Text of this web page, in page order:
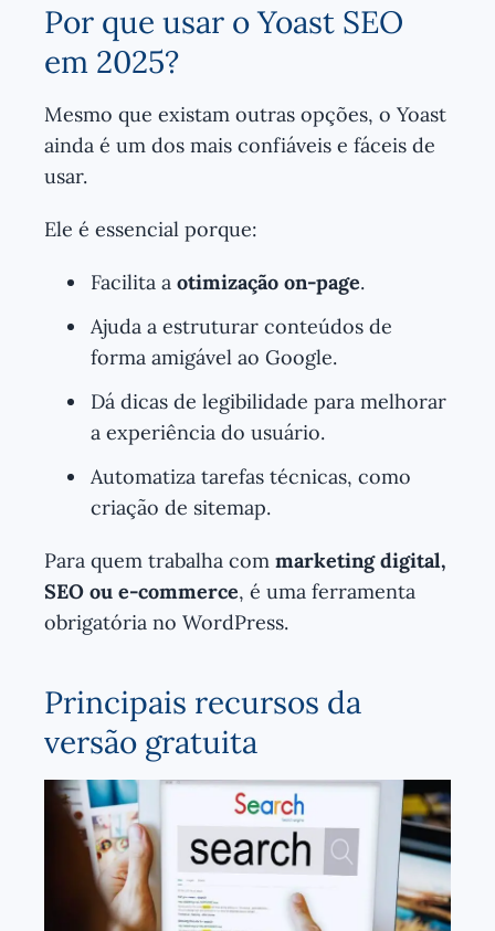
Por que usar o Yoast SEO
em 2025?
Mesmo que existam outras opções, o Yoast
ainda é um dos mais confiáveis e fáceis de
usar.
Ele é essencial porque:
Facilita a otimização on-page.
Ajuda a estruturar conteúdos de
forma amigável ao Google.
Dá dicas de legibilidade para melhorar
a experiência do usuário.
Automatiza tarefas técnicas, como
criação de sitemap.
Para quem trabalha com marketing digital,
SEO ou e-commerce, é uma ferramenta
obrigatória no WordPress.
Principais recursos da
versão gratuita